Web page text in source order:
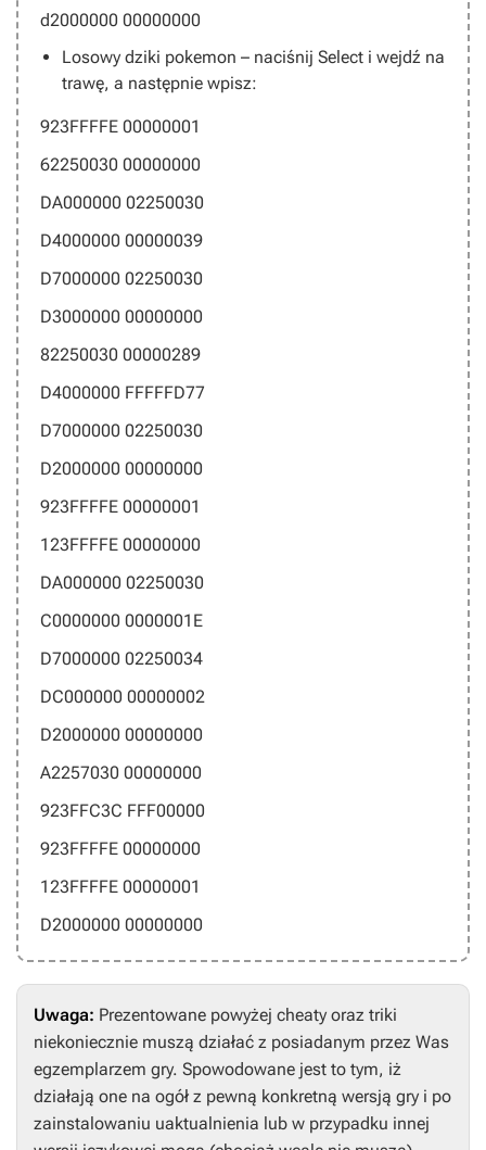
d2000000 00000000
Losowy dziki pokemon – naciśnij Select i wejdź na
trawę, a następnie wpisz:
923FFFFE 00000001
62250030 00000000
DA000000 02250030
D4000000 00000039
D7000000 02250030
D3000000 00000000
82250030 00000289
D4000000 FFFFFD77
D7000000 02250030
D2000000 00000000
923FFFFE 00000001
123FFFFE 00000000
DA000000 02250030
C0000000 0000001E
D7000000 02250034
DC000000 00000002
D2000000 00000000
A2257030 00000000
923FFC3C FFF00000
923FFFFE 00000000
123FFFFE 00000001
D2000000 00000000
Uwaga: Prezentowane powyżej cheaty oraz triki
niekoniecznie muszą działać z posiadanym przez Was
egzemplarzem gry. Spowodowane jest to tym, iż
działają one na ogół z pewną konkretną wersją gry i po
zainstalowaniu uaktualnienia lub w przypadku innej